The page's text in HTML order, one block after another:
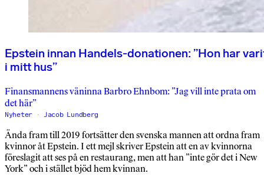
Epstein innan Handels-donationen: ”Hon har
i mitt hus”
Finansmannens väninna Barbro Ehnbom: ”Jag vill inte prata om
det här”
Nyheter Jacob Lundberg
Ända fram till 2019 fortsätter den svenska mannen att ordna fram
kvinnor åt Epstein. I ett mejl skriver Epstein att en av kvinnorna
föreslagit att ses på en restaurang, men att han ”inte gör det i New
York” och i stället bjöd hem kvinnan.